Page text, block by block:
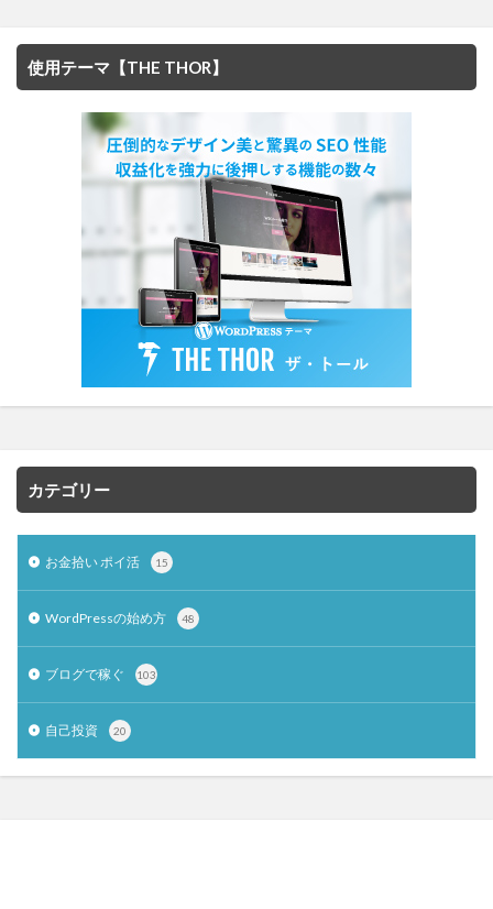
使用テーマ【THE THOR】
カテゴリー
お金拾い ポイ活 15
WordPressの始め方 48
ブログで稼ぐ 103
自己投資 20